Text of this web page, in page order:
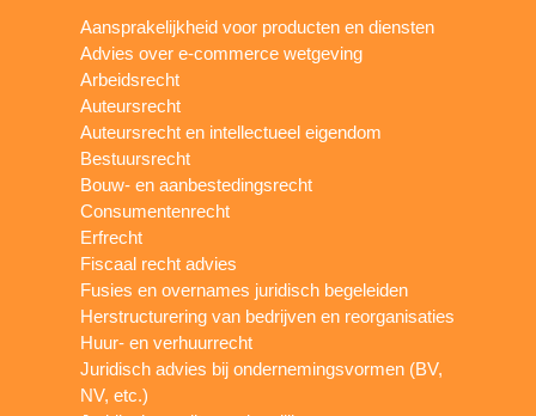
Aansprakelijkheid voor producten en diensten
Advies over e-commerce wetgeving
Arbeidsrecht
Auteursrecht
Auteursrecht en intellectueel eigendom
Bestuursrecht
Bouw- en aanbestedingsrecht
Consumentenrecht
Erfrecht
Fiscaal recht advies
Fusies en overnames juridisch begeleiden
Herstructurering van bedrijven en reorganisaties
Huur- en verhuurrecht
Juridisch advies bij ondernemingsvormen (BV,
NV, etc.)